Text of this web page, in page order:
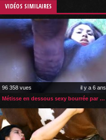
VIDÉOS SIMILAIRES
96 358 vues
il y a 6 ans
Métisse en dessous sexy bourrée par un cheval